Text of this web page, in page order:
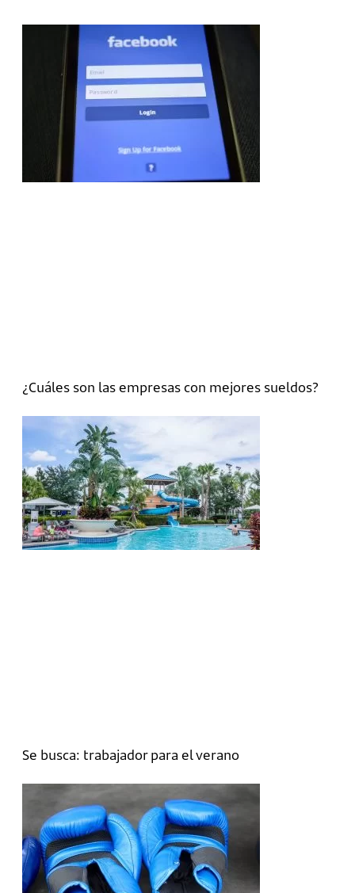
¿Cuáles son las empresas con mejores sueldos?
Se busca: trabajador para el verano